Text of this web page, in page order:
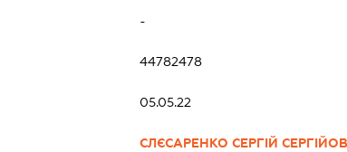
-
44782478
05.05.22
СЛЄСАРЕНКО СЕРГІЙ